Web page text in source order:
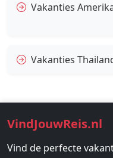
Vakanties
Vakanties
VindJouwReis.nl
Vind de perfecte